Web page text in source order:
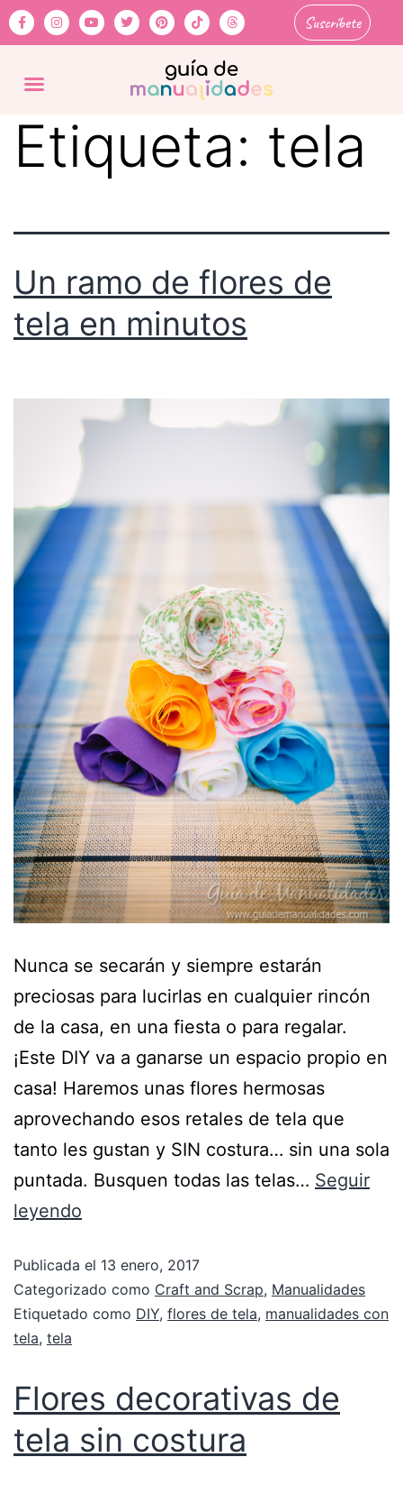
Suscríbete
Etiqueta: tela
Un ramo de flores de
tela en minutos
Nunca se secarán y siempre estarán
preciosas para lucirlas en cualquier rincón
de la casa, en una fiesta o para regalar.
¡Este DIY va a ganarse un espacio propio en
casa! Haremos unas flores hermosas
aprovechando esos retales de tela que
tanto les gustan y SIN costura… sin una sola
puntada. Busquen todas las telas… Seguir
leyendo
Publicada el 13 enero, 2017
Categorizado como Craft and Scrap, Manualidades
Etiquetado como DIY, flores de tela, manualidades con
tela, tela
Flores decorativas de
tela sin costura